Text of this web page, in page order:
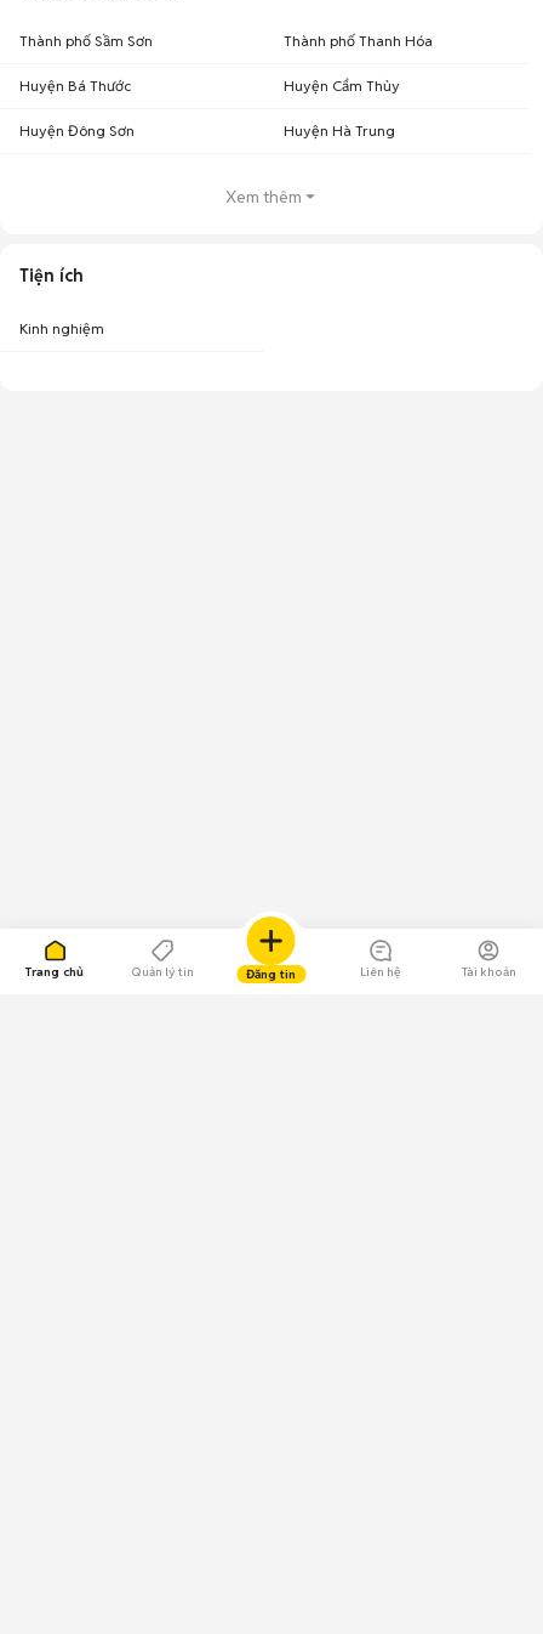
Trang chủ Quản lý tin Đăng tin Liên hệ Tài khoản
Thành phố Sầm Sơn Thành phố Thanh Hóa
Huyện Bá Thước Huyện Cẩm Thủy
Huyện Đông Sơn Huyện Hà Trung
Xem thêm
Tiện ích
Kinh nghiệm